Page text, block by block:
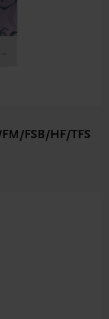
FSB/HF/TFS